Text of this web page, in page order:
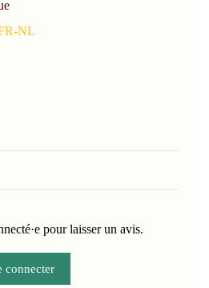
NL
pour laisser un avis.
connecter